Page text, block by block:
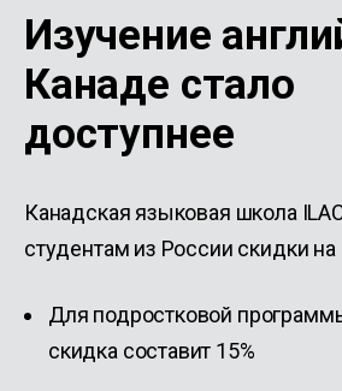
Изучение
Канаде стало
доступнее
Канадская языковая школа
студентам из России скидки на
Для подростковой
скидка составит 15%